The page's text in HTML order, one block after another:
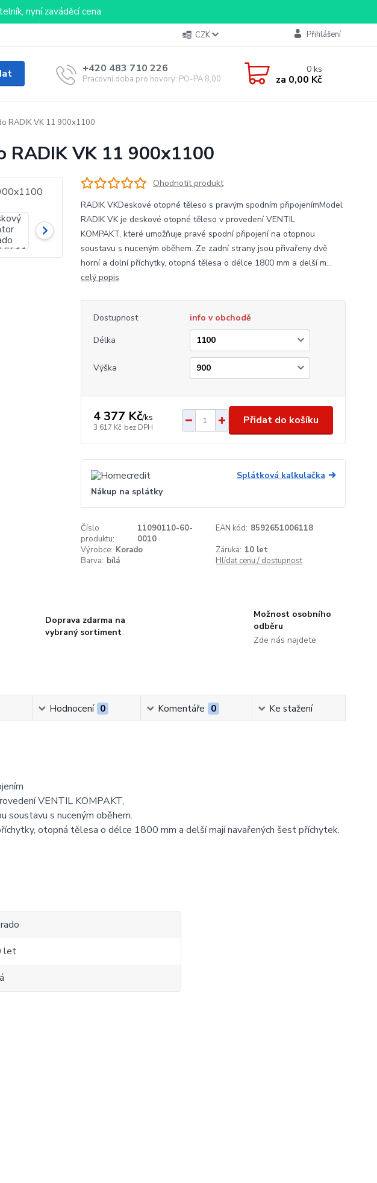
nyní zaváděcí cena
CZK Přihlášení
+420 483 710 226
Pracovní doba pro hovory: PO-PA 8,00-16,00
0ks
za 0,00 Kč
RADIK VK 11 900x1100
RADIK VK 11 900x1100
Ohodnotit produkt
RADIK VKDeskové otopné těleso s pravým spodním připojenímModel
RADIK VK je deskové otopné těleso v provedení VENTIL
KOMPAKT, které umožňuje pravé spodní připojení na otopnou
soustavu s nuceným oběhem. Ze zadní strany jsou přivařeny dvě
horní a dolní příchytky, otopná tělesa o délce 1800 mm a delší m...
celý popis
Dostupnost
info v obchodě
Délka
Výška
4 377 Kč/ks
3 617 Kč bez DPH
Přidat do košíku
Splátková kalkulačka
Nákup na splátky
Číslo
produktu:
11090110-60-
0010
EAN kód: 8592651006118
Výrobce: Korado Záruka: 10 let
Barva: bílá Hlídat cenu / dostupnost
Doprava zdarma na
vybraný sortiment
Možnost osobního
odběru
Zde nás najdete
Hodnocení 0 Komentáře 0 Ke stažení
VENTIL KOMPAKT,
soustavu s nuceným oběhem.
otopná tělesa o délce 1800 mm a delší mají navařených šest příchytek.
let